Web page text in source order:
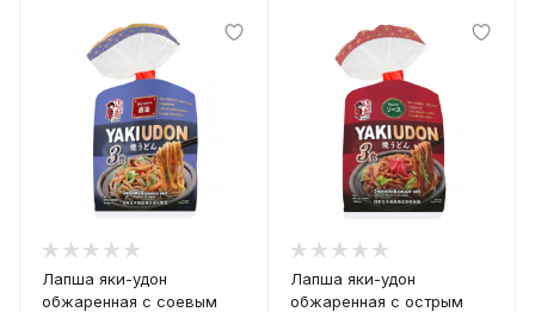
Лапша яки-удон
обжаренная с соевым
Лапша яки-удон
обжаренная с острым